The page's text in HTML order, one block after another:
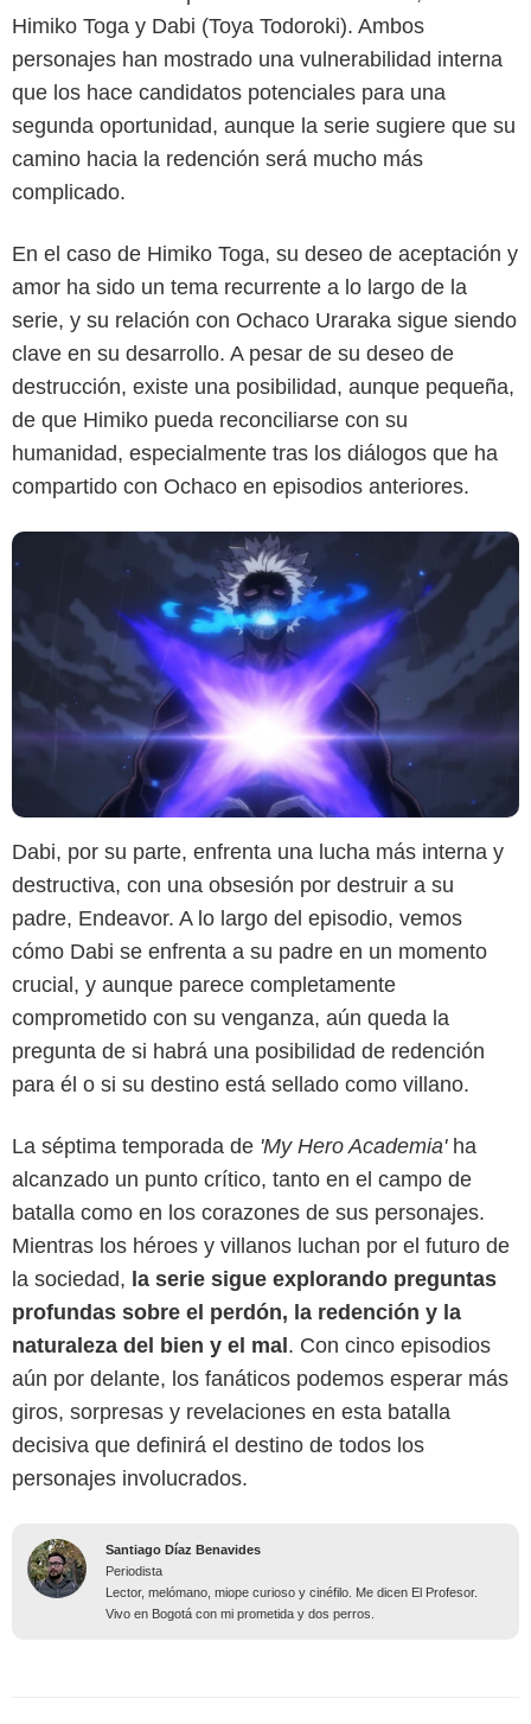
Himiko Toga y Dabi (Toya Todoroki). Ambos
personajes han mostrado una vulnerabilidad interna
que los hace candidatos potenciales para una
segunda oportunidad, aunque la serie sugiere que su
camino hacia la redención será mucho más
complicado.
En el caso de Himiko Toga, su deseo de aceptación y
amor ha sido un tema recurrente a lo largo de la
serie, y su relación con Ochaco Uraraka sigue siendo
clave en su desarrollo. A pesar de su deseo de
destrucción, existe una posibilidad, aunque pequeña,
de que Himiko pueda reconciliarse con su
humanidad, especialmente tras los diálogos que ha
compartido con Ochaco en episodios anteriores.
Crunchyroll
Dabi, por su parte, enfrenta una lucha más interna y
destructiva, con una obsesión por destruir a su
padre, Endeavor. A lo largo del episodio, vemos
cómo Dabi se enfrenta a su padre en un momento
crucial, y aunque parece completamente
comprometido con su venganza, aún queda la
pregunta de si habrá una posibilidad de redención
para él o si su destino está sellado como villano.
La séptima temporada de 'My Hero Academia' ha
alcanzado un punto crítico, tanto en el campo de
batalla como en los corazones de sus personajes.
Mientras los héroes y villanos luchan por el futuro de
la sociedad, la serie sigue explorando preguntas
profundas sobre el perdón, la redención y la
naturaleza del bien y el mal. Con cinco episodios
aún por delante, los fanáticos podemos esperar más
giros, sorpresas y revelaciones en esta batalla
decisiva que definirá el destino de todos los
personajes involucrados.
Santiago Díaz Benavides
Periodista
Lector, melómano, miope curioso y cinéfilo. Me dicen El Profesor.
Vivo en Bogotá con mi prometida y dos perros.